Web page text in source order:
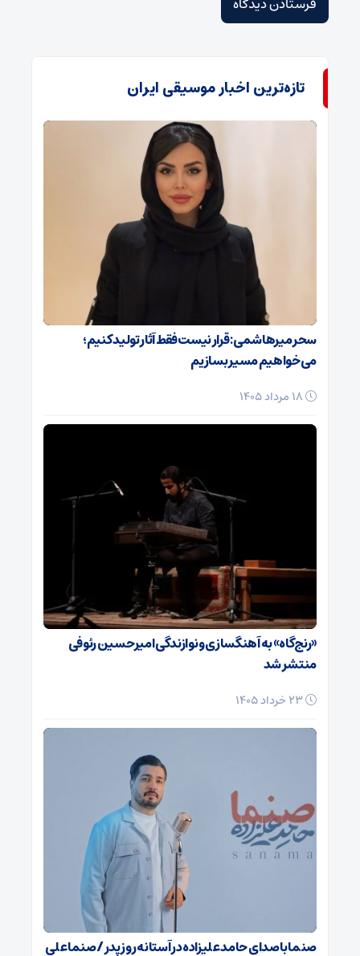
تازه‌ترین اخبار موسیقی ایران
سحر میرهاشمی: قرار نیست فقط آثار تولید کنیم؛
می‌خواهیم مسیر بسازیم
«رنج‌گاه» به آهنگسازی و نوازندگی امیرحسین رئوفی
منتشر شد
صنما با صدای حامد علیزاده در آستانه روز پدر / صنما علی